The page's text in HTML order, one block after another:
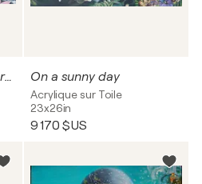
we are on a balloon journey. On a sunny day
Acrylique sur Toile
23x26in
9 170 $US